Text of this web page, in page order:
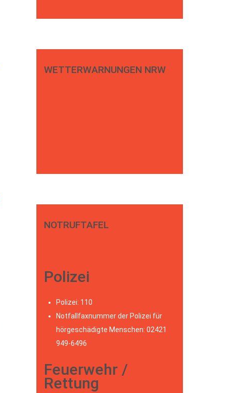
WETTERWARNUNGEN NRW
NOTRUFTAFEL
Polizei
Polizei: 110
Notfallfaxnummer der Polizei für
hörgeschädigte Menschen: 02421
949-6496
Feuerwehr /
Rettung